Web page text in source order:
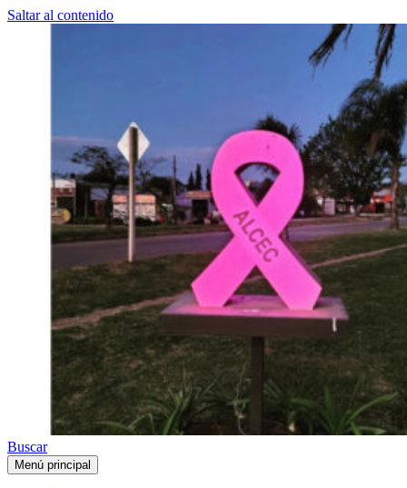
Saltar al contenido
Buscar
Menú principal